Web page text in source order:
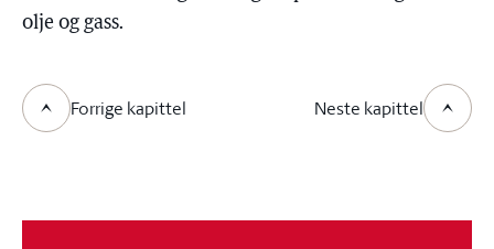
olje og gass.
Forrige kapittel Neste kapittel